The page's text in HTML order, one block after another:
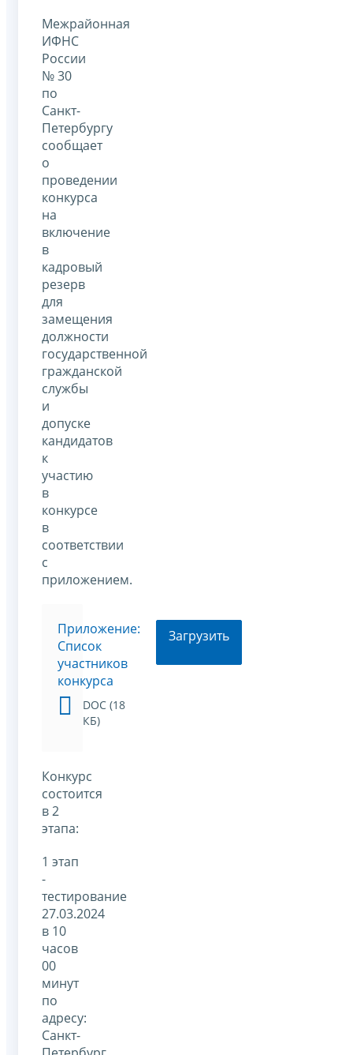
Межрайонная
ИФНС
России
№ 30
по
Санкт-
Петербургу
сообщает
о
проведении
конкурса
на
включение
в
кадровый
резерв
для
замещения
должности
государственной
гражданской
службы
и
допуске
кандидатов
к
участию
в
конкурсе
в
соответствии
с
приложением.
Приложение:
Список
участников
конкурса
DOC (18
КБ)
Загрузить
Конкурс
состоится
в 2
этапа:
1 этап
-
тестирование
27.03.2024
в 10
часов
00
минут
по
адресу:
Санкт-